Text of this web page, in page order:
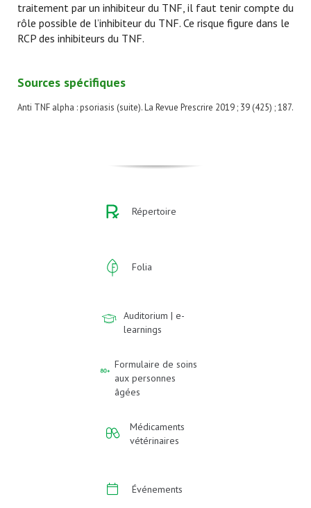
traitement par un inhibiteur du TNF, il faut tenir compte du
rôle possible de l’inhibiteur du TNF. Ce risque figure dans le
RCP des inhibiteurs du TNF.
Sources spécifiques
Anti TNF alpha : psoriasis (suite). La Revue Prescrire 2019 ; 39 (425) ; 187.
Répertoire
Folia
Auditorium | e-
learnings
Formulaire de soins
aux personnes
âgées
Médicaments
vétérinaires
Événements